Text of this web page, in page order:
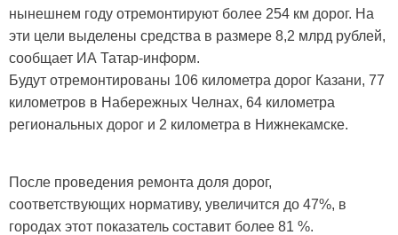
нынешнем году отремонтируют более 254 км дорог. На
эти цели выделены средства в размере 8,2 млрд рублей,
сообщает ИА Татар-информ.
Будут отремонтированы 106 километра дорог Казани, 77
километров в Набережных Челнах, 64 километра
региональных дорог и 2 километра в Нижнекамске.
После проведения ремонта доля дорог,
соответствующих нормативу, увеличится до 47%, в
городах этот показатель составит более 81 %.